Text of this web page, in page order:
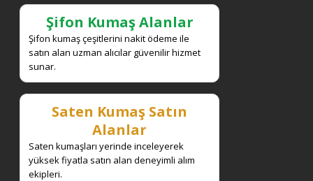
Şifon Kumaş Alanlar
Şifon kumaş çeşitlerini nakit ödeme ile
satın alan uzman alıcılar güvenilir hizmet
sunar.
Saten Kumaş Satın
Alanlar
Saten kumaşları yerinde inceleyerek
yüksek fiyatla satın alan deneyimli alım
ekipleri.